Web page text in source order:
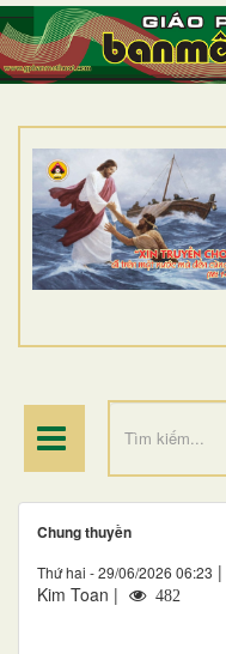
TRANG NHẤT
GIỚI THIỆU
DÒNG TU
BAN MỤC VỤ
ĐOÀN THỂ CG
ĐIỂM HÀNH HƯƠNG
Chung thuyền
Thứ hai - 29/06/2026 06:23 |
Kim Toan |
482